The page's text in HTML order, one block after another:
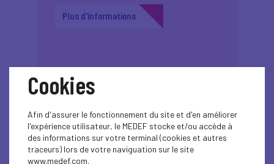
Plus d'informations
22
sept.
DORA : Un précurseur
pour le règlement qui
Cookies
Afin d'assurer le fonctionnement du site et d'en améliorer
l'expérience utilisateur, le MEDEF stocke et/ou accède à
des informations sur votre terminal (cookies et autres
traceurs) lors de votre naviguation sur le site
www.medef.com.